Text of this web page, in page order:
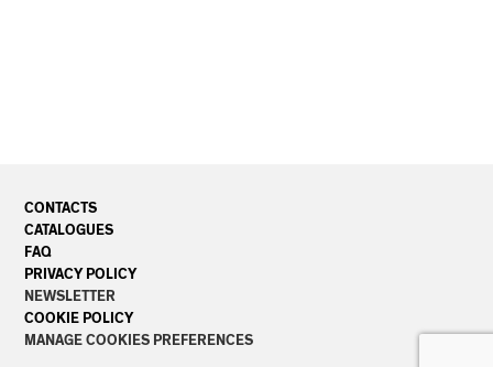
CONTACTS
CATALOGUES
FAQ
PRIVACY POLICY
NEWSLETTER
COOKIE POLICY
MANAGE COOKIES PREFERENCES